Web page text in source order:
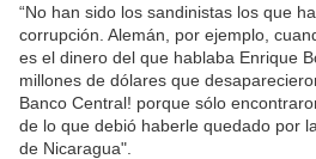
“No han sido los sandinistas los que
corrupción. Alemán, por ejemplo,
es el dinero del que hablaba Enrique
millones de dólares que
Banco Central! porque sólo
de lo que debió haberle quedado por
de Nicaragua".